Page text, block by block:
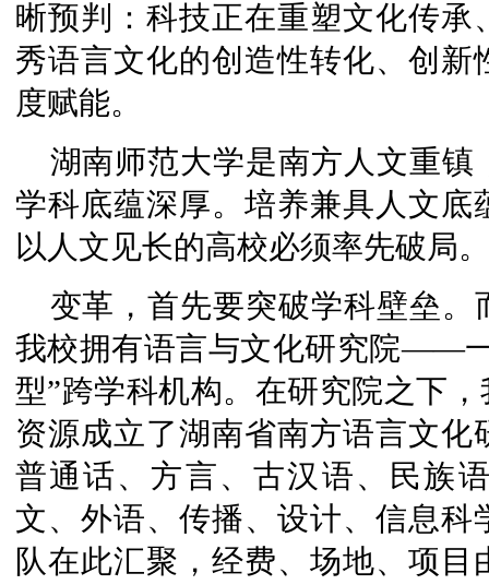
晰预判：科技正在重塑文化传
秀语言文化的创造性转化、创
度赋能。
湖南师范大学是南方人文重
学科底蕴深厚。培养兼具人文
以人文见长的高校必须率先破局。
变革，首先要突破学科壁垒
我校拥有语言与文化研究院——
型”跨学科机构。在研究院之下
资源成立了湖南省南方语言文
普通话、方言、古汉语、民族
文、外语、传播、设计、信息
队在此汇聚，经费、场地、项